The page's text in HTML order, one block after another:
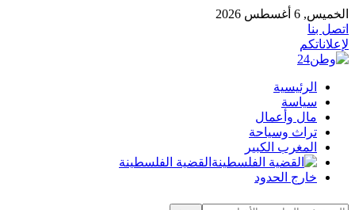
الخميس, 6 أغسطس 2026
اتصل بنا
لإعلاناتكم
الرئيسية
سياسة
مال وأعمال
تراث وسياحة
المغرب الكبير
القضية الفلسطينة
خارج الحدود